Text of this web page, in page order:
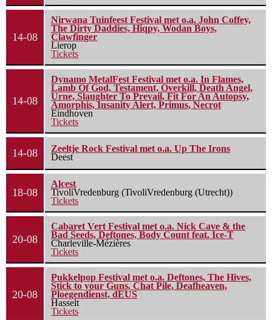
14-08
Nirwana Tuinfeest Festival met o.a. John Coffey,
The Dirty Daddies, Hiqpy, Wodan Boys,
Clawfinger
Lierop
Tickets
14-08
Dynamo MetalFest Festival met o.a. In Flames,
Lamb Of God, Testament, Overkill, Death Angel,
Urne, Slaughter To Prevail, Fit For An Autopsy,
Amorphis, Insanity Alert, Primus, Necrot
Eindhoven
Tickets
14-08
Zeeltje Rock Festival met o.a. Up The Irons
Deest
18-08
Alcest
TivoliVredenburg (TivoliVredenburg (Utrecht))
Tickets
20-08
Cabaret Vert Festival met o.a. Nick Cave & the
Bad Seeds, Deftones, Body Count feat. Ice-T
Charleville-Mézières
Tickets
20-08
Pukkelpop Festival met o.a. Deftones, The Hives,
Stick to your Guns, Chat Pile, Deafheaven,
Ploegendienst, dEUS
Hasselt
Tickets